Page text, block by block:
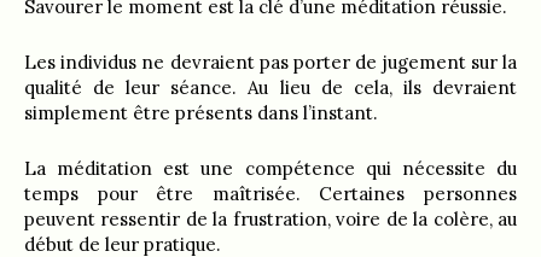
Savourer le moment est la clé d’une méditation réussie.
Les individus ne devraient pas porter de jugement sur la
qualité de leur séance. Au lieu de cela, ils devraient
simplement être présents dans l’instant.
La méditation est une compétence qui nécessite du
temps pour être maîtrisée. Certaines personnes
peuvent ressentir de la frustration, voire de la colère, au
début de leur pratique.